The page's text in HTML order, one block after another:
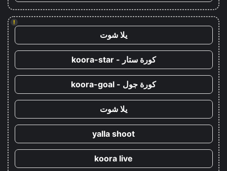
!
يلا شوت
كورة ستار - koora-star
كورة جول - koora-goal
يلا شوت
yalla shoot
koora live